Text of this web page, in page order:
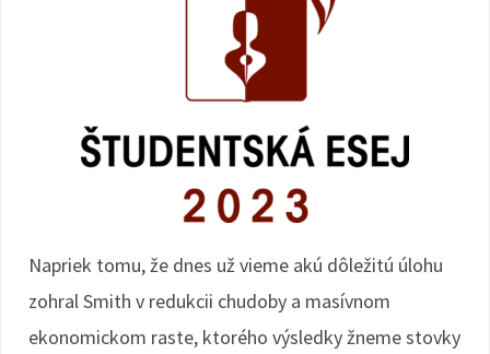
Napriek tomu, že dnes už vieme akú dôležitú úlohu
zohral Smith v redukcii chudoby a masívnom
ekonomickom raste, ktorého výsledky žneme stovky